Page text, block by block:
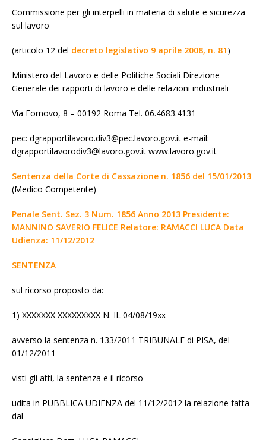
Commissione per gli interpelli in materia di salute e sicurezza
sul lavoro
(articolo 12 del decreto legislativo 9 aprile 2008, n. 81)
Ministero del Lavoro e delle Politiche Sociali Direzione
Generale dei rapporti di lavoro e delle relazioni industriali
Via Fornovo, 8 – 00192 Roma Tel. 06.4683.4131
pec: dgrapportilavoro.div3@pec.lavoro.gov.it e-mail:
dgrapportilavorodiv3@lavoro.gov.it www.lavoro.gov.it
Sentenza della Corte di Cassazione n. 1856 del 15/01/2013
(Medico Competente)
Penale Sent. Sez. 3 Num. 1856 Anno 2013 Presidente:
MANNINO SAVERIO FELICE Relatore: RAMACCI LUCA Data
Udienza: 11/12/2012
SENTENZA
sul ricorso proposto da:
1) XXXXXXX XXXXXXXXX N. IL 04/08/19xx
avverso la sentenza n. 133/2011 TRIBUNALE di PISA, del
01/12/2011
visti gli atti, la sentenza e il ricorso
udita in PUBBLICA UDIENZA del 11/12/2012 la relazione fatta
dal